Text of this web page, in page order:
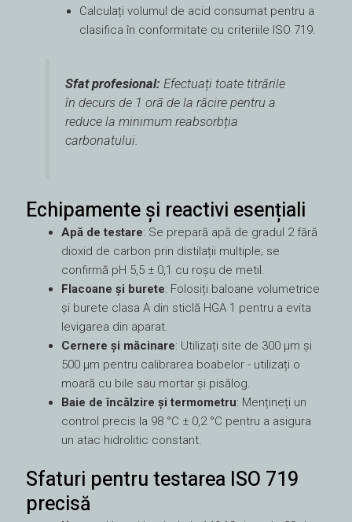
Calculați volumul de acid consumat pentru a
clasifica în conformitate cu criteriile ISO 719.
Sfat profesional: Efectuați toate titrările
în decurs de 1 oră de la răcire pentru a
reduce la minimum reabsorbția
carbonatului.
Echipamente și reactivi esențiali
Apă de testare: Se prepară apă de gradul 2 fără
dioxid de carbon prin distilații multiple; se
confirmă pH 5,5 ± 0,1 cu roșu de metil.
Flacoane și burete: Folosiți baloane volumetrice
și burete clasa A din sticlă HGA 1 pentru a evita
levigarea din aparat.
Cernere și măcinare: Utilizați site de 300 µm și
500 µm pentru calibrarea boabelor - utilizați o
moară cu bile sau mortar și pisălog.
Baie de încălzire și termometru: Mențineți un
control precis la 98 °C ± 0,2 °C pentru a asigura
un atac hidrolitic constant.
Sfaturi pentru testarea ISO 719
precisă